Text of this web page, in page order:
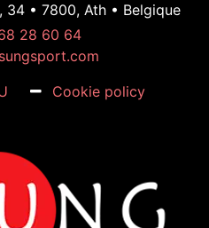
34 • 7800, Ath • Belgique
28 60 64
Cookie policy